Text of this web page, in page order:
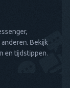
Bekijk
en tijdstippen.